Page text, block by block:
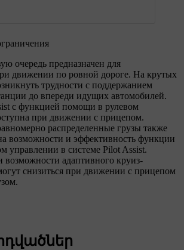
очередь предназначен для
движении по ровной дороге. На крутых
трудности с поддержанием
до впереди идущих автомобилей.
с функцией помощи в рулевом
при движении с прицепом.
распределенные грузы также
возможности и эффективность функции
управлении в системе Pilot Assist.
возможности адаптивного круиз-
снизиться при движении с прицепом